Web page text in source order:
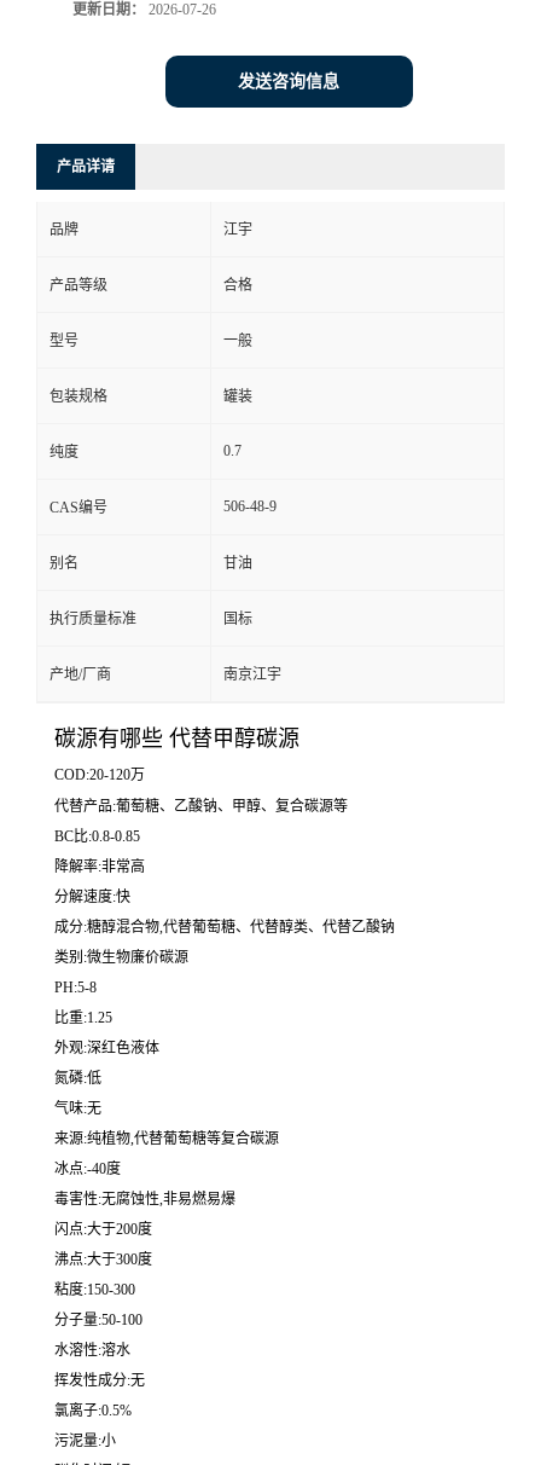
更新日期： 2026-07-26
发送咨询信息
产品详请
品牌 江宇
产品等级 合格
型号 一般
包装规格 罐装
纯度 0.7
CAS编号 506-48-9
别名 甘油
执行质量标准 国标
产地/厂商 南京江宇
碳源有哪些 代替甲醇碳源
COD:20-120万
代替产品:葡萄糖、乙酸钠、甲醇、复合碳源等
BC比:0.8-0.85
降解率:非常高
分解速度:快
成分:糖醇混合物,代替葡萄糖、代替醇类、代替乙酸钠
类别:微生物廉价碳源
PH:5-8
比重:1.25
外观:深红色液体
氮磷:低
气味:无
来源:纯植物,代替葡萄糖等复合碳源
冰点:-40度
毒害性:无腐蚀性,非易燃易爆
闪点:大于200度
沸点:大于300度
粘度:150-300
分子量:50-100
水溶性:溶水
挥发性成分:无
氯离子:0.5%
污泥量:小